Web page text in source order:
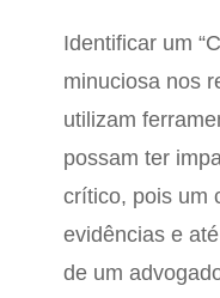
Identificar um
minuciosa nos
utilizam
possam ter
crítico, pois um
evidências e
de um